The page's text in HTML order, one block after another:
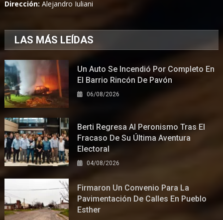
Dirección:Alejandro Iuliani
LAS MÁS LEÍDAS
Un Auto Se Incendió Por Completo En
El Barrio Rincón De Pavón
06/08/2026
Berti Regresa Al Peronismo Tras El
Fracaso De Su Última Aventura
Electoral
04/08/2026
Firmaron Un Convenio Para La
Pavimentación De Calles En Pueblo
Esther